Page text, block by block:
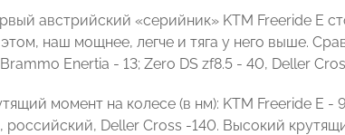
австрийский «серийник» KTM Freeride Е
наш мощнее, легче и тяга у него выше.
Enertia - 13; Zero DS zf8.5 - 40, Deller
момент на колесе (в нм): KTM Freeride E -
российский, Deller Cross -140. Высокий